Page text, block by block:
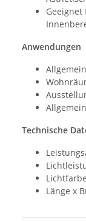
Geeignet
Anwendungen
Technische
Länge x